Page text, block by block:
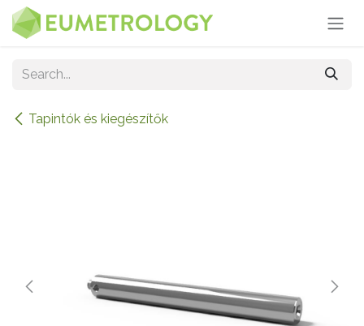
Skip to Content
Tapintók és kiegészítők